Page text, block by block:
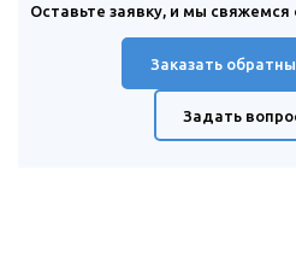
Оставьте заявку, и мы
Заказать
Задать